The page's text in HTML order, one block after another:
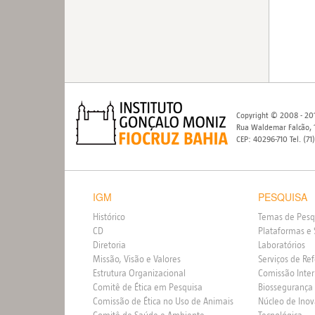
Copyright © 2008 -
Rua Waldemar Falcão,
CEP: 40296-710 Tel.
IGM
Histórico
CD
Diretoria
Missão, Visão e Valores
Estrutura Organizacional
Comitê de Ética em Pesquisa
Comissão de Ética no Uso de Animais
PESQUISA
Temas de
Plataformas e
Laboratórios
Serviços de
Comissão
Biossegurança
Núcleo de